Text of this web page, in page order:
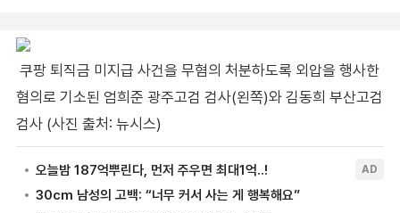
쿠팡 퇴직금 미지급 사건을 무혐의 처분하도록 외압을 행사한
혐의로 기소된 엄희준 광주고검 검사(왼쪽)와 김동희 부산고검
검사 (사진 출처: 뉴시스)